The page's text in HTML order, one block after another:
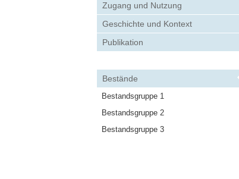
Zugang und Nutzung
Geschichte und Kontext
Publikation
Bestände
Bestandsgruppe 1
Bestandsgruppe 2
Bestandsgruppe 3